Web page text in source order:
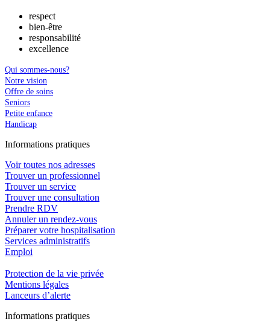
respect
bien-être
responsabilité
excellence
Qui sommes-nous?
Notre vision
Offre de soins
Seniors
Petite enfance
Handicap
Informations pratiques
Voir toutes nos adresses
Trouver un professionnel
Trouver un service
Trouver une consultation
Prendre RDV
Annuler un rendez-vous
Préparer votre hospitalisation
Services administratifs
Emploi​
Protection de la vie privée
Mentions légales
Lanceurs d’alerte
Informations pratiques